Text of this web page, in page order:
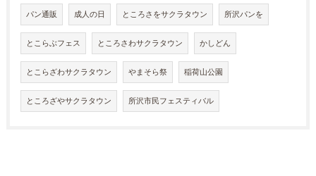
パン通販 成人の日 ところさをサクラタウン 所沢パンを
とこらぶフェス ところさわサクラタウン かしどん
とこらざわサクラタウン やまそら祭 稲荷山公園
ところざやサクラタウン 所沢市民フェスティバル